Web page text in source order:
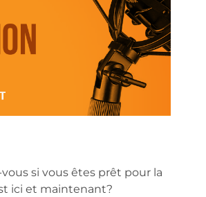
si vous êtes prêt pour la
ici et maintenant?